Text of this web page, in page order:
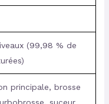
(99,98 % de
principale, brosse